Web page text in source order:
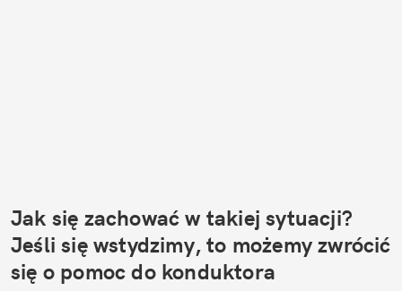
Jak się zachować w takiej sytuacji?
Jeśli się wstydzimy, to możemy zwrócić
się o pomoc do konduktora